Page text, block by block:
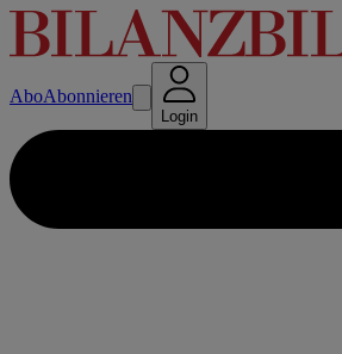
AboAbonnieren
Login